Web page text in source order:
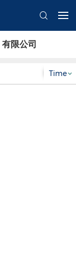
限公司
Time